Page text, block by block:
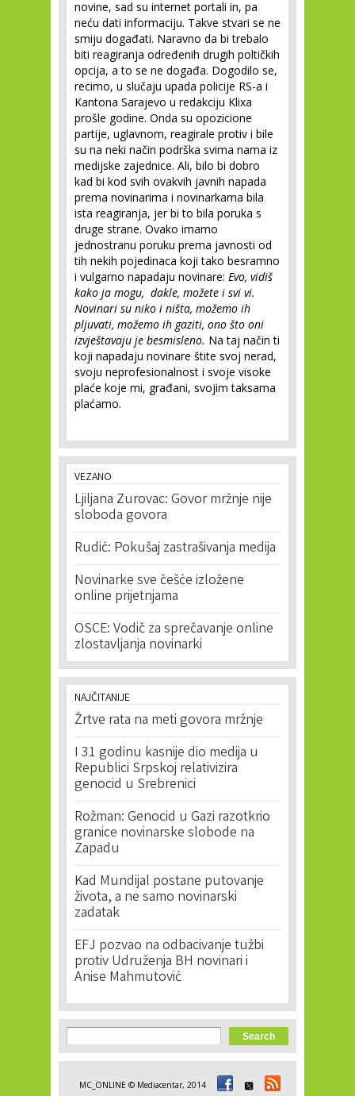
novine, sad su internet portali in, pa
neću dati informaciju. Takve stvari se ne
smiju događati. Naravno da bi trebalo
biti reagiranja određenih drugih poltičkih
opcija, a to se ne događa. Dogodilo se,
recimo, u slučaju upada policije RS-a i
Kantona Sarajevo u redakciju Klixa
prošle godine. Onda su opozicione
partije, uglavnom, reagirale protiv i bile
su na neki način podrška svima nama iz
medijske zajednice. Ali, bilo bi dobro
kad bi kod svih ovakvih javnih napada
prema novinarima i novinarkama bila
ista reagiranja, jer bi to bila poruka s
druge strane. Ovako imamo
jednostranu poruku prema javnosti od
tih nekih pojedinaca koji tako besramno
i vulgarno napadaju novinare: Evo, vidiš
kako ja mogu, dakle, možete i svi vi.
Novinari su niko i ništa, možemo ih
pljuvati, možemo ih gaziti, ono što oni
izvještavaju je besmisleno. Na taj način ti
koji napadaju novinare štite svoj nerad,
svoju neprofesionalnost i svoje visoke
plaće koje mi, građani, svojim taksama
plaćamo.
VEZANO
Ljiljana Zurovac: Govor mržnje nije
sloboda govora
Rudić: Pokušaj zastrašivanja medija
Novinarke sve češće izložene
online prijetnjama
OSCE: Vodič za sprečavanje online
zlostavljanja novinarki
NAJČITANIJE
Žrtve rata na meti govora mržnje
I 31 godinu kasnije dio medija u
Republici Srpskoj relativizira
genocid u Srebrenici
Rožman: Genocid u Gazi razotkrio
granice novinarske slobode na
Zapadu
Kad Mundijal postane putovanje
života, a ne samo novinarski
zadatak
EFJ pozvao na odbacivanje tužbi
protiv Udruženja BH novinari i
Anise Mahmutović
Search form
Search
MC_ONLINE © Mediacentar, 2014